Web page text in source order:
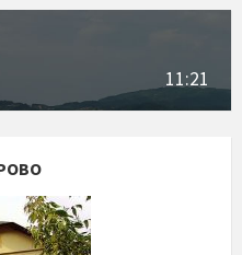
11:21